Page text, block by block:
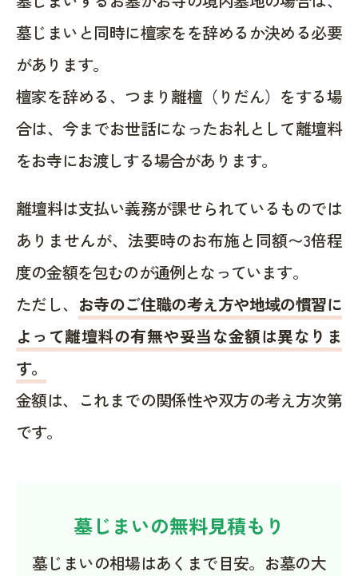
墓じまいと同時に檀家をを辞めるか決める必要
があります。
檀家を辞める、つまり離檀（りだん）をする場
合は、今までお世話になったお礼として離壇料
をお寺にお渡しする場合があります。
離壇料は支払い義務が課せられているものでは
ありませんが、法要時のお布施と同額〜3倍程
度の金額を包むのが通例となっています。
ただし、 お寺のご住職の考え方や地域の慣習に
よって離壇料の有無や妥当な金額は異なりま
す。
金額は、これまでの関係性や双方の考え方次第
です。
墓じまいの無料見積もり
墓じまいの相場はあくまで目安。お墓の大